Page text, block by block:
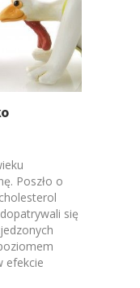
Poszło o
się
efekcie